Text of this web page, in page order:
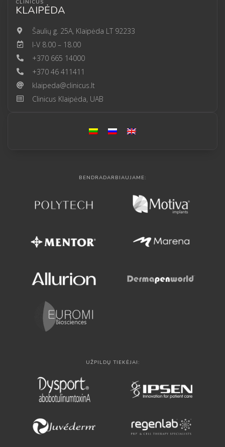
CLINICUS
KLAIPĖDA
Šaulių g. 25A, Klaipėda LT 92233
I-V 8.00 – 18.00
+370 665 14000
+370 46 411411
klaipeda@clinicus.lt
Clinicus Klaipėda, UAB
BENDRADARBIAUJAME:
UŽPILDŲ TIEKĖJAI: